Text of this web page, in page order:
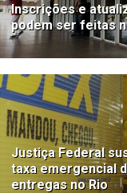
Inscrições e
podem ser feitas
Justiça Federal
taxa emergencial
entregas no Rio